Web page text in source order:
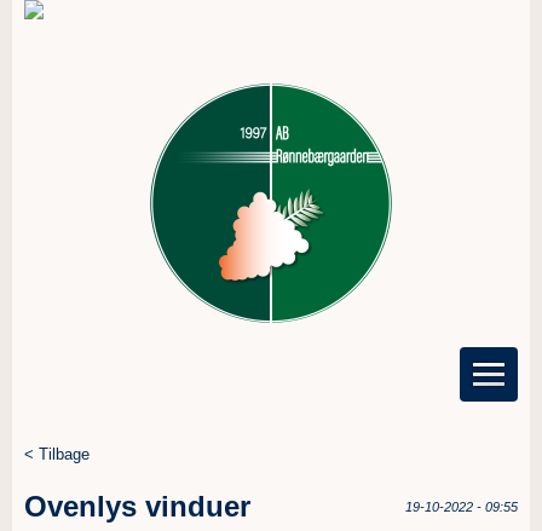
< Tilbage
Ovenlys vinduer 19-10-2022 - 09:55